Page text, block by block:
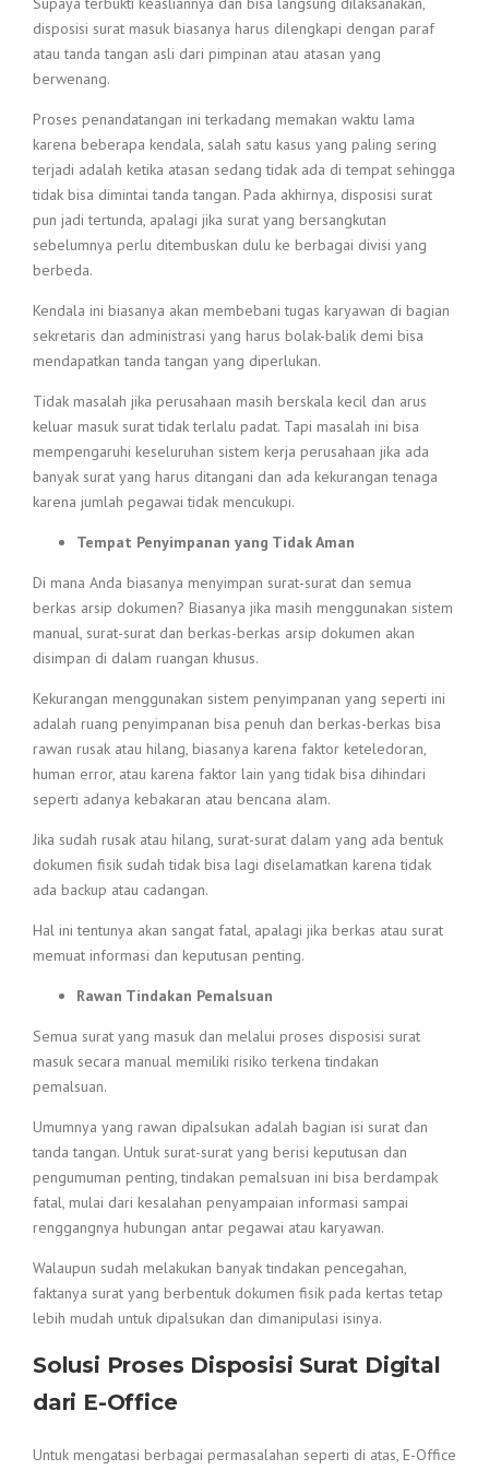
disposisi surat masuk biasanya harus dilengkapi dengan paraf
atau tanda tangan asli dari pimpinan atau atasan yang
berwenang.
Proses penandatangan ini terkadang memakan waktu lama
karena beberapa kendala, salah satu kasus yang paling sering
terjadi adalah ketika atasan sedang tidak ada di tempat sehingga
tidak bisa dimintai tanda tangan. Pada akhirnya, disposisi surat
pun jadi tertunda, apalagi jika surat yang bersangkutan
sebelumnya perlu ditembuskan dulu ke berbagai divisi yang
berbeda.
Kendala ini biasanya akan membebani tugas karyawan di bagian
sekretaris dan administrasi yang harus bolak-balik demi bisa
mendapatkan tanda tangan yang diperlukan.
Tidak masalah jika perusahaan masih berskala kecil dan arus
keluar masuk surat tidak terlalu padat. Tapi masalah ini bisa
mempengaruhi keseluruhan sistem kerja perusahaan jika ada
banyak surat yang harus ditangani dan ada kekurangan tenaga
karena jumlah pegawai tidak mencukupi.
Tempat Penyimpanan yang Tidak Aman
Di mana Anda biasanya menyimpan surat-surat dan semua
berkas arsip dokumen? Biasanya jika masih menggunakan sistem
manual, surat-surat dan berkas-berkas arsip dokumen akan
disimpan di dalam ruangan khusus.
Kekurangan menggunakan sistem penyimpanan yang seperti ini
adalah ruang penyimpanan bisa penuh dan berkas-berkas bisa
rawan rusak atau hilang, biasanya karena faktor keteledoran,
human error, atau karena faktor lain yang tidak bisa dihindari
seperti adanya kebakaran atau bencana alam.
Jika sudah rusak atau hilang, surat-surat dalam yang ada bentuk
dokumen fisik sudah tidak bisa lagi diselamatkan karena tidak
ada backup atau cadangan.
Hal ini tentunya akan sangat fatal, apalagi jika berkas atau surat
memuat informasi dan keputusan penting.
Rawan Tindakan Pemalsuan
Semua surat yang masuk dan melalui proses disposisi surat
masuk secara manual memiliki risiko terkena tindakan
pemalsuan.
Umumnya yang rawan dipalsukan adalah bagian isi surat dan
tanda tangan. Untuk surat-surat yang berisi keputusan dan
pengumuman penting, tindakan pemalsuan ini bisa berdampak
fatal, mulai dari kesalahan penyampaian informasi sampai
renggangnya hubungan antar pegawai atau karyawan.
Walaupun sudah melakukan banyak tindakan pencegahan,
faktanya surat yang berbentuk dokumen fisik pada kertas tetap
lebih mudah untuk dipalsukan dan dimanipulasi isinya.
Solusi Proses Disposisi Surat Digital
dari E-Office
Untuk mengatasi berbagai permasalahan seperti di atas, E-Office